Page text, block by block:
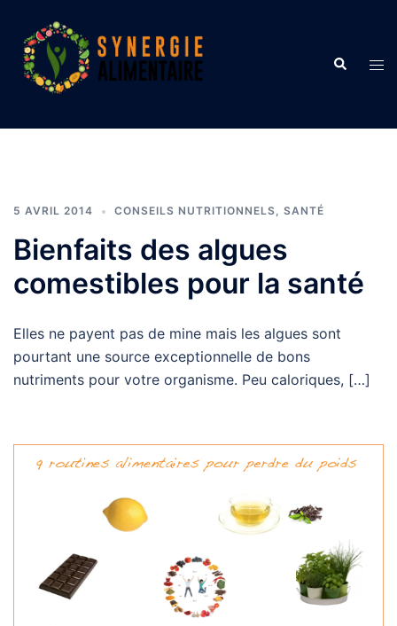
contenu
5 AVRIL 2014 CONSEILS NUTRITIONNELS, SANTÉ
Bienfaits des algues
comestibles pour la santé
Elles ne payent pas de mine mais les algues sont
pourtant une source exceptionnelle de bons
nutriments pour votre organisme. Peu caloriques, […]